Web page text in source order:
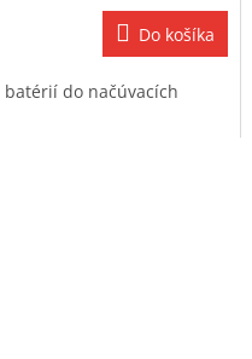
Do košíka
batérií do načúvacích